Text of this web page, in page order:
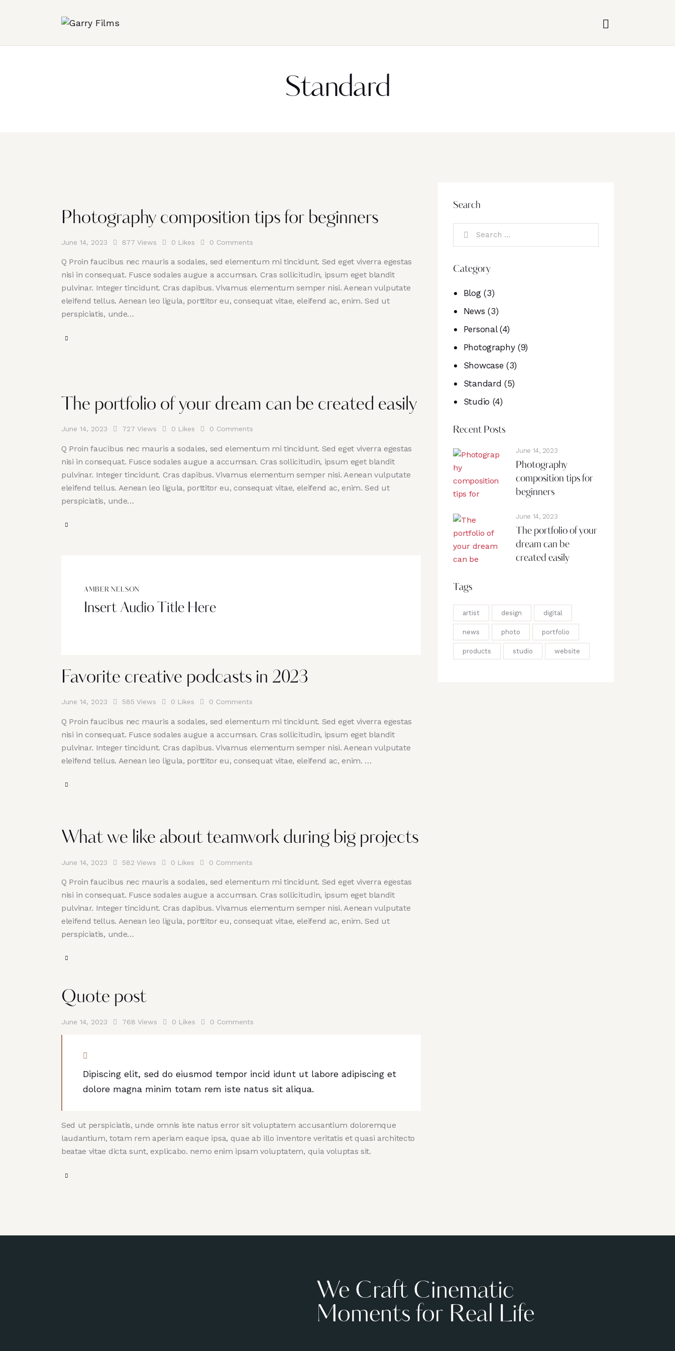
Standard
Photography composition tips for beginners
June 14, 2023 877 Views 0 Likes 0 Comments
Q Proin faucibus nec mauris a sodales, sed elementum mi tincidunt. Sed eget viverra egestas
nisi in consequat. Fusce sodales augue a accumsan. Cras sollicitudin, ipsum eget blandit
pulvinar. Integer tincidunt. Cras dapibus. Vivamus elementum semper nisi. Aenean vulputate
eleifend tellus. Aenean leo ligula, porttitor eu, consequat vitae, eleifend ac, enim. Sed ut
perspiciatis, unde…
The portfolio of your dream can be created easily
June 14, 2023 727 Views 0 Likes 0 Comments
Q Proin faucibus nec mauris a sodales, sed elementum mi tincidunt. Sed eget viverra egestas
nisi in consequat. Fusce sodales augue a accumsan. Cras sollicitudin, ipsum eget blandit
pulvinar. Integer tincidunt. Cras dapibus. Vivamus elementum semper nisi. Aenean vulputate
eleifend tellus. Aenean leo ligula, porttitor eu, consequat vitae, eleifend ac, enim. Sed ut
perspiciatis, unde…
AMBER NELSON
Insert Audio Title Here
Favorite creative podcasts in 2023
June 14, 2023 585 Views 0 Likes 0 Comments
Q Proin faucibus nec mauris a sodales, sed elementum mi tincidunt. Sed eget viverra egestas
nisi in consequat. Fusce sodales augue a accumsan. Cras sollicitudin, ipsum eget blandit
pulvinar. Integer tincidunt. Cras dapibus. Vivamus elementum semper nisi. Aenean vulputate
eleifend tellus. Aenean leo ligula, porttitor eu, consequat vitae, eleifend ac, enim. …
What we like about teamwork during big projects
June 14, 2023 582 Views 0 Likes 0 Comments
Q Proin faucibus nec mauris a sodales, sed elementum mi tincidunt. Sed eget viverra egestas
nisi in consequat. Fusce sodales augue a accumsan. Cras sollicitudin, ipsum eget blandit
pulvinar. Integer tincidunt. Cras dapibus. Vivamus elementum semper nisi. Aenean vulputate
eleifend tellus. Aenean leo ligula, porttitor eu, consequat vitae, eleifend ac, enim. Sed ut
perspiciatis, unde…
Quote post
June 14, 2023 768 Views 0 Likes 0 Comments
Dipiscing elit, sed do eiusmod tempor incid idunt ut labore adipiscing et
dolore magna minim totam rem iste natus sit aliqua.
Sed ut perspiciatis, unde omnis iste natus error sit voluptatem accusantium doloremque
laudantium, totam rem aperiam eaque ipsa, quae ab illo inventore veritatis et quasi architecto
beatae vitae dicta sunt, explicabo. nemo enim ipsam voluptatem, quia voluptas sit.
Search
Category
Blog(3)
News (3)
Personal(4)
Photography(9)
Showcase (3)
Standard (5)
Studio (4)
Recent Posts
June 14, 2023
Photography
composition tips for
beginners
June 14, 2023
The portfolio of your
dream can be
created easily
Tags
artist design digital
news photo portfolio
products studio website
We Craft Cinematic
Moments for Real Life